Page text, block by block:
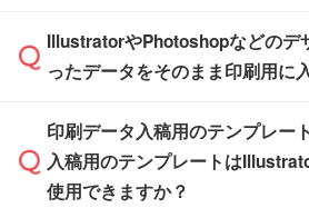
品が決まりましたらお早めの
たします。
※土日祝日を除く営業日換算で
※沖縄・離島は追加日数がかか
※化粧箱から白箱への入れ替え
箱の作成は原則承っておりま
無料の「デザインシミュレータ
PCやスマホから簡単にデザイ
ザインソフトがなくても安心
また、「データ作成サービス
IllustratorやPhotoshopなどのデ
ったデータをそのまま印刷用に
IllustratorやPhotoshop、CLIP
ザインソフトでこだわりのデ
い方は、完全データ入稿
印刷データ入稿用のテンプレー
入稿用のテンプレートは
使用できますか？